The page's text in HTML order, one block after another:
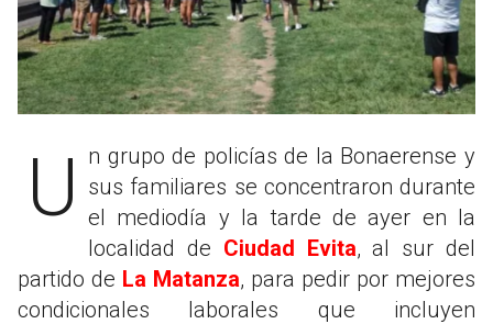
Un grupo de policías de la Bonaerense y
sus familiares se concentraron durante
el mediodía y la tarde de ayer en la
localidad de Ciudad Evita, al sur del
partido de La Matanza, para pedir por mejores
condicionales laborales que incluyen